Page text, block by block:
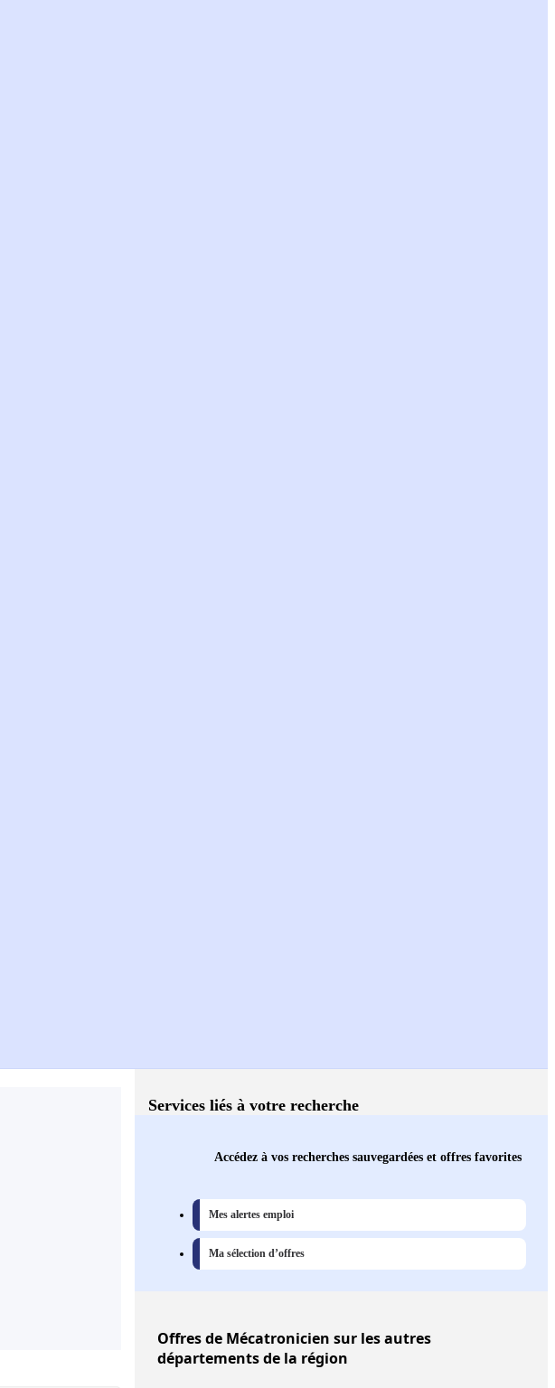
Services liés à votre recherche
Accédez à vos recherches sauvegardées et offres favorites
Mes alertes emploi
Ma sélection d’offres
Offresde Mécatronicien sur les autres
départements de la région